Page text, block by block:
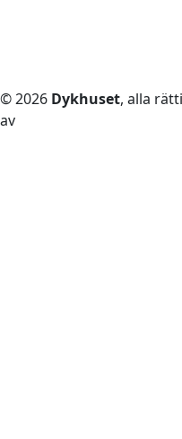
© 2026 Dykhuset, alla
av